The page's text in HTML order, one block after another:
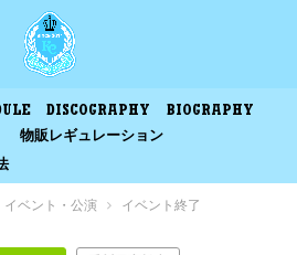
DISCOGRAPHY
BIOGRAPHY
物販レギュレーション
イベント・公演 イベント終了